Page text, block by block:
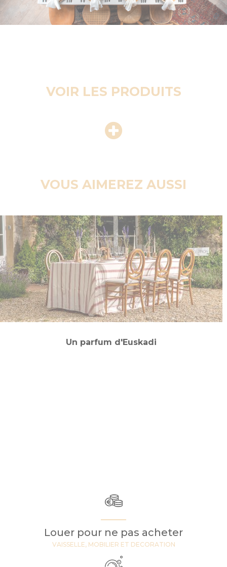
VOIR LES PRODUITS
VOUS AIMEREZ AUSSI
Un parfum d'Euskadi
Louer pour ne pas acheter
VAISSELLE, MOBILIER ET DECORATION